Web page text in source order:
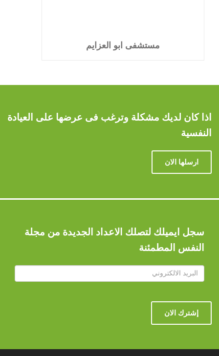
مستشفى ابو العزايم
اذا كان لديك مشكلة وترغب فى عرضها على العيادة
النفسية
ارسلها الان
سجل ايميلك لتصلك الاعداد الجديدة من مجلة
النفس المطمئنة
إشترك الان